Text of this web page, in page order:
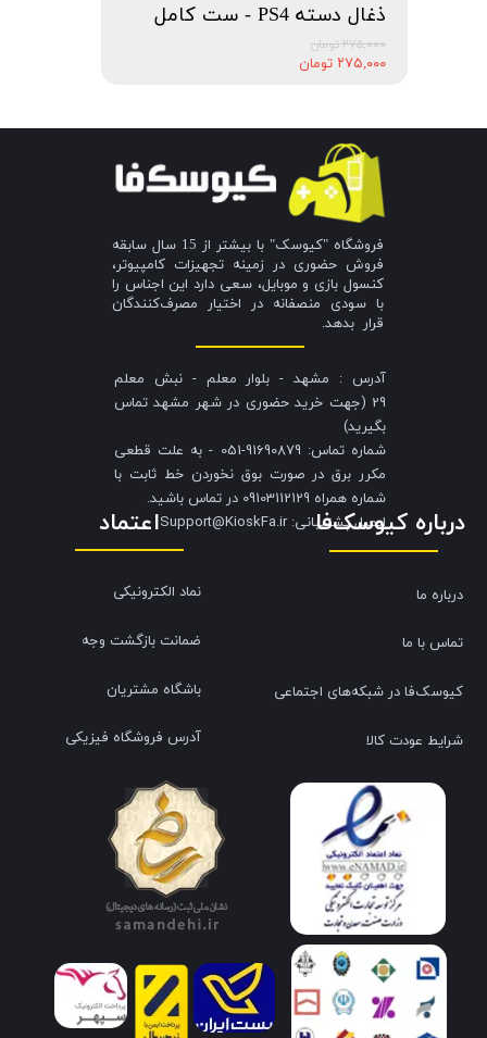
ذغال دسته PS4 - ست کامل
۲۷۵,۰۰۰ تومان
۲۷۵,۰۰۰ تومان
فروشگاه "کیوسک" با بیشتر از 15 سال سابقه
فروش حضوری در زمینه تجهیزات کامپیوتر،
کنسول بازی و موبایل، سعی دارد این اجناس را
با سودی منصفانه در اختیار مصرف‌کنندگان
قرار بدهد.
آدرس : مشهد - بلوار معلم - نبش معلم
29 (جهت خرید حضوری در شهر مشهد تماس
بگیرید)
شماره تماس: 91690879-051 - به علت قطعی
مکرر برق در صورت بوق نخوردن خط ثابت با
شماره همراه 09103112129 در تماس باشید.
​​​​​​​ایمیل پشتیبانی: Support@KioskFa.ir
اعتماد
نماد الکترونیکی
ضمانت بازگشت وجه
باشگاه مشتریان
آدرس فروشگاه فیزیکی
درباره کیوسک‌فا
درباره ما
تماس با ما
کیوسک‌فا در شبکه‌های اجتماعی
شرایط عودت کالا